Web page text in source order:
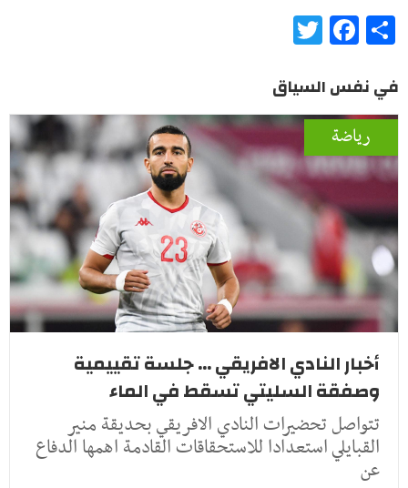
Share
Facebook
في نفس السياق
رياضة
أخبار النادي الافريقي ... جلسة تقييمية
وصفقة السليتي تسقط في الماء
تتواصل تحضيرات النادي الافريقي بحديقة منير
القبايلي استعدادا للاستحقاقات القادمة اهمها الدفاع
عن